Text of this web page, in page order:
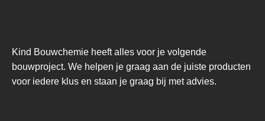
Kind Bouwchemie heeft alles voor je volgende
bouwproject. We helpen je graag aan de juiste producten
voor iedere klus en staan je graag bij met advies.